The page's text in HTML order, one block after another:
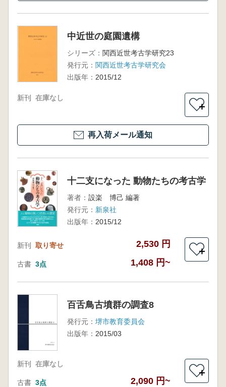
中近世の庭園遺構
シリーズ： 関西近世考古学研究23
発行元： 関西近世考古学研究会
出版年： 2015/12
新刊 在庫なし
＋
再入荷メール通知
十二支になった 動物たちの考古学
著者： 設楽 博己 編著
発行元： 新泉社
出版年： 2015/12
新刊 取り寄せ 2,530 円
古書 3点 1,408 円~
＋
百舌鳥古墳群の調査8
発行元： 堺市教育委員会
出版年： 2015/03
新刊 在庫なし
古書 3点 2,090 円~
＋